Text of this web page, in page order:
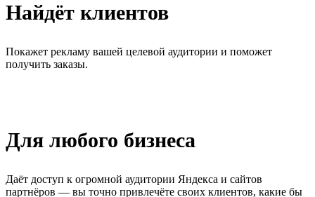
Найдёт клиентов
Покажет рекламу вашей целевой аудитории и поможет
получить заказы.
Для любого бизнеса
Даёт доступ к огромной аудитории Яндекса и сайтов
партнёров — вы точно привлечёте своих клиентов, какие бы